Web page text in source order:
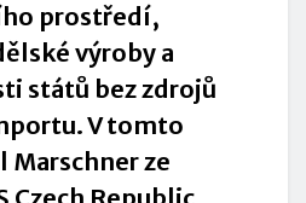
prostředí,
výroby a
států bez zdrojů
V tomto
Marschner ze